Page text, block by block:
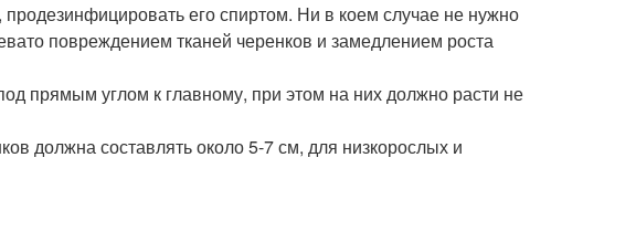
его спиртом. Ни в коем случае не нужно
повреждением тканей черенков и замедлением роста
прямым углом к главному, при этом на них должно расти не
должна составлять около 5-7 см, для низкорослых и